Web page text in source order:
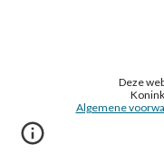
Deze
Algemene